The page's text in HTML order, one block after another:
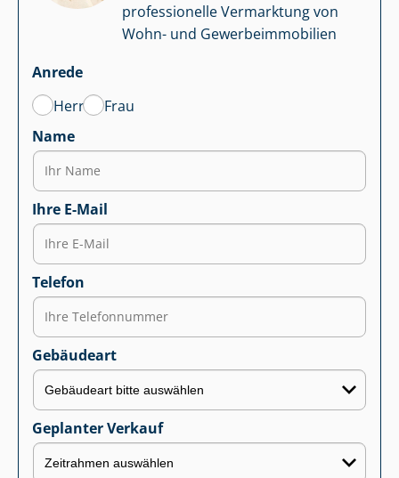
professionelle Vermarktung von
Wohn- und Ge­wer­be­im­mo­bi­li­en
Anrede
Herr
Frau
Name
Ihre E-Mail
Telefon
Gebäudeart
Geplanter Verkauf